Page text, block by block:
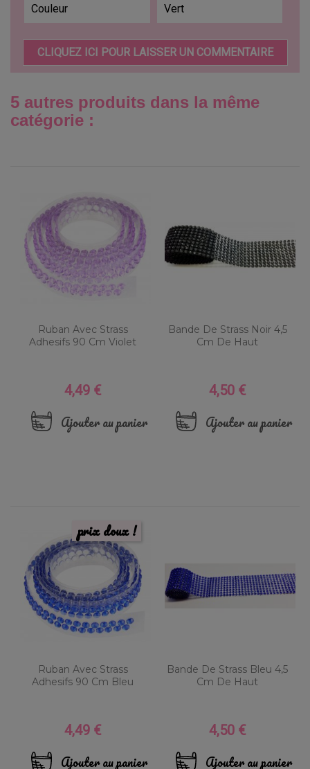
Couleur Vert
CLIQUEZ ICI POUR LAISSER UN COMMENTAIRE
5 autres produits dans la même
catégorie :
Ruban Avec Strass
Adhesifs 90 Cm Violet
Prix
4,49 €
Ajouter au panier
Bande De Strass Noir 4,5
Cm De Haut
Prix
4,50 €
Ajouter au panier
Ruban Avec Strass
Adhesifs 90 Cm Bleu
Prix
4,49 €
Ajouter au panier
prix doux !
Bande De Strass Bleu 4,5
Cm De Haut
Prix
4,50 €
Ajouter au panier